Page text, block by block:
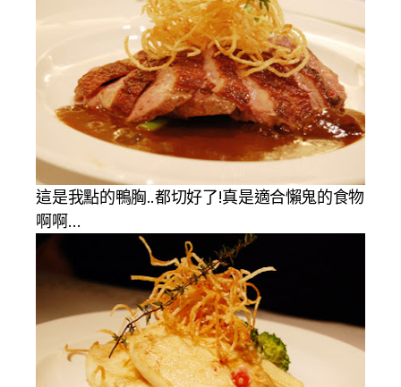
這是我點的鴨胸..都切好了!真是適合懶鬼的食物
啊啊…